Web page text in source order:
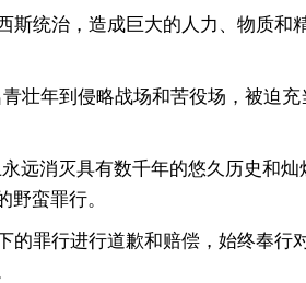
统治，造成巨大的人力、物质和
年到侵略战场和苦役场，被迫
消灭具有数千年的悠久历史和
蛮罪行。
罪行进行道歉和赔偿，始终奉行